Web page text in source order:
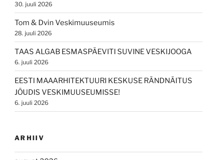
30. juuli 2026
Tom & Dvin Veskimuuseumis
28. juuli 2026
TAAS ALGAB ESMASPÄEVITI SUVINE VESKIJOOGA
6. juuli 2026
EESTI MAAARHITEKTUURI KESKUSE RÄNDNÄITUS
JÕUDIS VESKIMUUSEUMISSE!
6. juuli 2026
ARHIIV